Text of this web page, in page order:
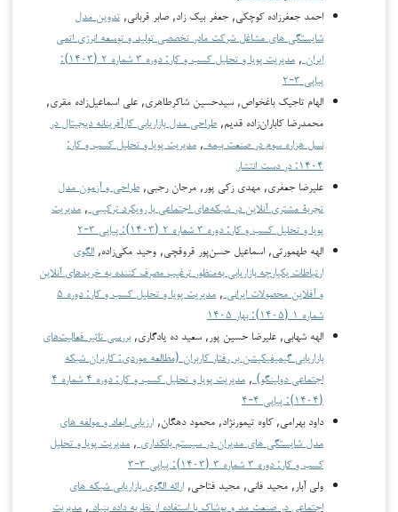
احمد جعفرزاده کوچکی, جعفر بیک زاد, صابر قربانی, تدوین مدل
شایستگی های مشاغل شرکت مادر تخصصی تولید و توسعه انرژی اتمی
ایران ,
مدیریت پویا و تحلیل کسب و کار: دوره ۳ شماره ۲ (۱۴۰۳):
پیاپی ۳-۲
الهام تاجیک باغخواص, سیدحسین شاکرطاهری, علی اسماعیل‌زاده مقری,
محمدرضا کاباران‌زاده قدیم, طراحی مدل بازاریابی کارآفرینانه دیجیتال در
نسل هزاره سوم در صنعت بیمه , مدیریت پویا و تحلیل کسب و کار:
۱۴۰۴: در دست انتشار
علیرضا جعفری, مهدی زکی پور, مرجان رجبی, طراحی و آزمون مدل
تجربۀ مشتری آنلاین در شبکه‌های اجتماعی با رویکرد ترکیبی , مدیریت
پویا و تحلیل کسب و کار: دوره ۳ شماره ۲ (۱۴۰۳): پیاپی ۳-۲
الهه طهمورثی, اسماعیل حسن‌پور قروقچی, وحید مکی‌زاده, الگوی
ارتباطات یکپارچه بازاریابی به‌منظور ترغیب مصرف کننده به خریدهای آنلاین
و آفلاین محصولات ایرانی ,
مدیریت پویا و تحلیل کسب و کار: دوره ۵
شماره ۱ (۱۴۰۵): بهار ۱۴۰۵
الهه شهابی, علیرضا حسین پور, سعید ده یادگاری,بررسی تاثیر فعالیت‌های
بازاریابی گیمیفیکیشن بر رفتار کاربران (مطالعه موردی: کاربران شبکه
اجتماعی دولینگو) ,
مدیریت پویا و تحلیل کسب و کار: دوره ۴ شماره ۴
(۱۴۰۴): پیاپی ۴-۴
داود بهرامی, کاوه تیمورنژاد, محمود دهگان, ارزیابی ابعاد و مولفه های
مدل شایستگی های مدیران در سیستم بانکداری , مدیریت پویا و تحلیل
کسب و کار: دوره ۳ شماره ۳ (۱۴۰۳): پیاپی ۳-۳
ولی آبار, مجید فانی, مجید فتاحی, ارائه الگوی بازاریابی شبکه های
اجتماعی در صنعت مد و پوشاک با استفاده از نظریه داده بنیاد , مدیریت